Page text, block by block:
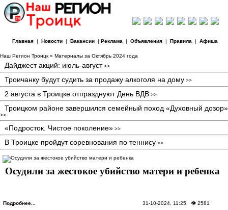
Главная| Новости| Вакансии| Реклама | Объявления| Правила | Афиша
Наш Регион Троицк » Материалы за Октябрь 2024 года
Дайджест акций: июль-август>>
Троичанку будут судить за продажу алкоголя на дому >>
2 августа в Троицке отпразднуют День ВДВ >>
Троицком районе завершился семейный поход «Духовный дозор»
>>
«Подросток. Чистое поколение» >>
В Троицке пройдут соревнования по теннису >>
Осудили за жестокое убийство матери и ребенка
Подробнее... 31-10-2024, 11:25 . 👁 2581